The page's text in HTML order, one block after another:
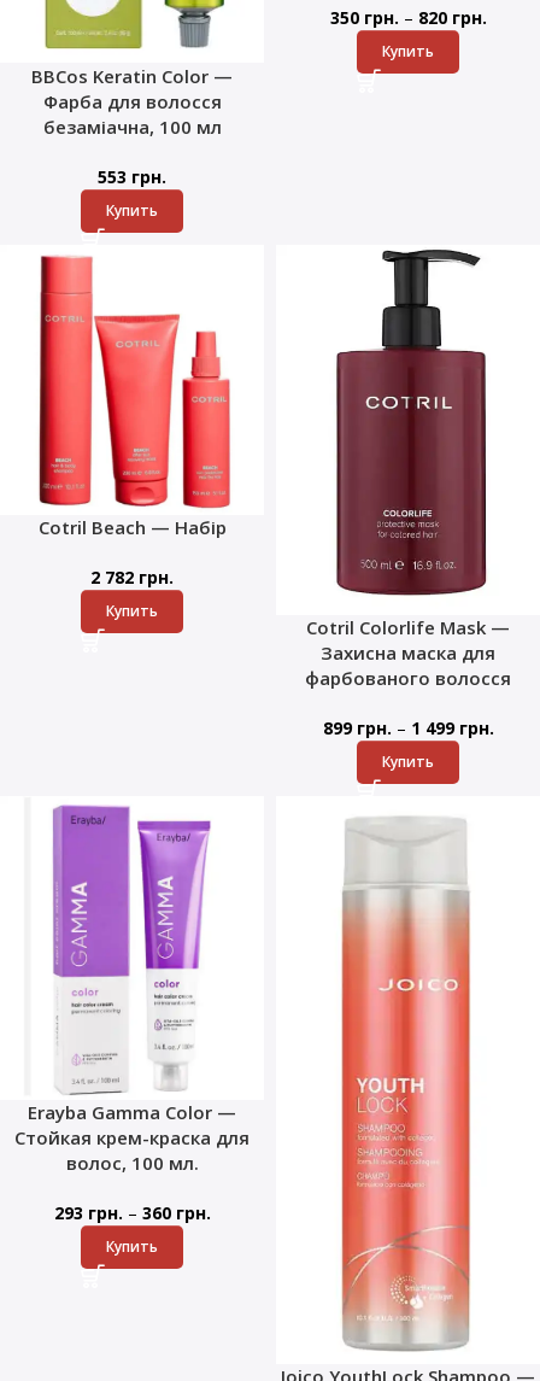
BBCos Keratin Color —
Фарба для волосся
безаміачна, 100 мл
553 грн.
Купить
350 грн. – 820 грн.
Купить
Cotril Beach — Набір
2 782 грн.
Купить
Cotril Colorlife Mask —
Захисна маска для
фарбованого волосся
899 грн. – 1 499 грн.
Купить
Erayba Gamma Color —
Стойкая крем-краска для
волос, 100 мл.
293 грн. – 360 грн.
Купить